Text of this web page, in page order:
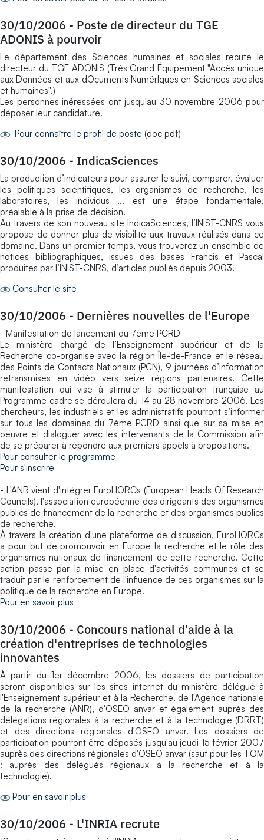
30/10/2006 - Poste de directeur du TGE
ADONIS à pourvoir
Le département des Sciences humaines et sociales recute le
directeur du TGE ADONIS (Très Grand Équipement "Accès unique
aux Données et aux dOcuments NumérIques en Sciences sociales
et humaines".)
Les personnes inéressées ont jusqu'au 30 novembre 2006 pour
déposer leur candidature.
Pour connaître le profil de poste (doc pdf)
30/10/2006 - IndicaSciences
La production d’indicateurs pour assurer le suivi, comparer, évaluer
les politiques scientifiques, les organismes de recherche, les
laboratoires, les individus ... est une étape fondamentale,
préalable à la prise de décision.
Au travers de son nouveau site IndicaSciences, l’INIST-CNRS vous
propose de donner plus de visibilité aux travaux réalisés dans ce
domaine. Dans un premier temps, vous trouverez un ensemble de
notices bibliographiques, issues des bases Francis et Pascal
produites par l’INIST-CNRS, d’articles publiés depuis 2003.
Consulter le site
30/10/2006 - Dernières nouvelles de l'Europe
- Manifestation de lancement du 7ème PCRD
Le ministère chargé de l’Enseignement supérieur et de la
Recherche co-organise avec la région Île-de-France et le réseau
des Points de Contacts Nationaux (PCN), 9 journées d’information
retransmises en vidéo vers seize régions partenaires. Cette
manifestation qui vise à stimuler la participation française au
Programme cadre se déroulera du 14 au 28 novembre 2006. Les
chercheurs, les industriels et les administratifs pourront s’informer
sur tous les domaines du 7ème PCRD ainsi que sur sa mise en
oeuvre et dialoguer avec les intervenants de la Commission afin
de se préparer à répondre aux premiers appels à propositions.
Pour consulter le programme
Pour s'inscrire
- L'ANR vient d'intégrer EuroHORCs (European Heads Of Research
Councils), l'association européenne des dirigeants des organismes
publics de financement de la recherche et des organismes publics
de recherche.
À travers la création d'une plateforme de discussion, EuroHORCs
a pour but de promouvoir en Europe la recherche et le rôle des
organismes nationaux de financement de cette recherche. Cette
action passe par la mise en place d'activités communes et se
traduit par le renforcement de l'influence de ces organismes sur la
politique de la recherche en Europe.
Pour en savoir plus
30/10/2006 - Concours national d'aide à la
création d'entreprises de technologies
innovantes
À partir du 1er décembre 2006, les dossiers de participation
seront disponibles sur les sites internet du ministère délégué à
l'Enseignement supérieur et à la Recherche, de l'Agence nationale
de la recherche (ANR), d'OSEO anvar et également auprès des
délégations régionales à la recherche et à la technologie (DRRT)
et des directions régionales d'OSEO anvar. Les dossiers de
participation pourront être déposés jusqu'au jeudi 15 février 2007
auprès des directions régionales d'OSEO anvar (sauf pour les TOM
: auprès des délégués régionaux à la recherche et à la
technologie).
Pour en savoir plus
30/10/2006 - L'INRIA recrute